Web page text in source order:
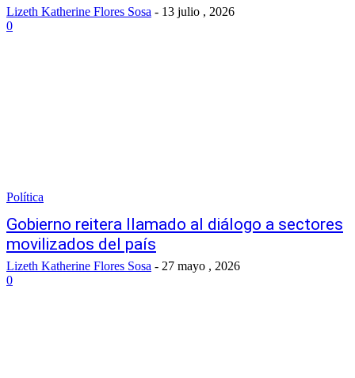
Lizeth Katherine Flores Sosa - 13 julio , 2026
0
Política
Gobierno reitera llamado al diálogo a sectores
movilizados del país
Lizeth Katherine Flores Sosa - 27 mayo , 2026
0